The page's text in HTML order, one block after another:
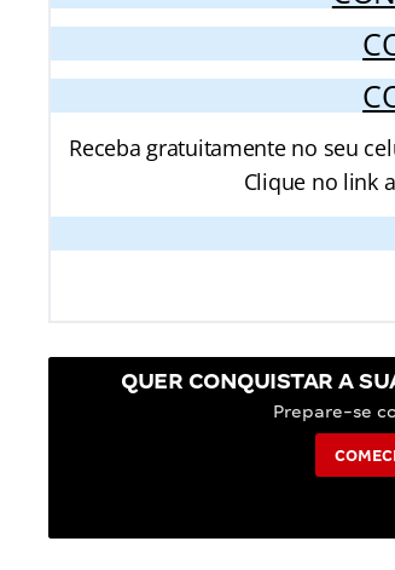
Receba gratuitamente no seu
Clique no link
QUER CONQUISTAR A
Prepare-se